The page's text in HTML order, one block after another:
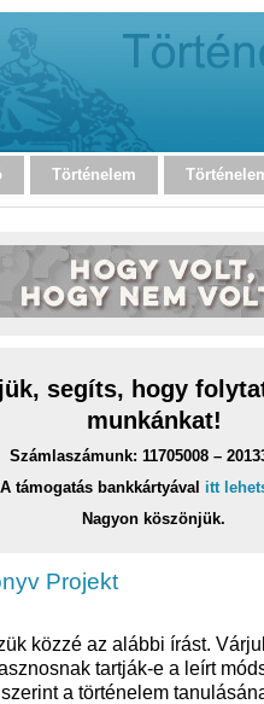
Történelem
segíts, hogy
munkánkat!
Számlaszámunk: 11705008 –
A támogatás bankkártyával itt
Nagyon köszönjük.
Projekt
közzé az alábbi írást.
tartják-e a leírt
a történelem